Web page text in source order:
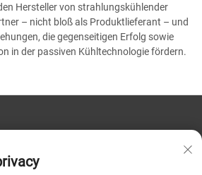
Hersteller von strahlungskühlender
– nicht bloß als Produktlieferant – und
die gegenseitigen Erfolg sowie
in der passiven Kühltechnologie fördern.
+86-13793890209